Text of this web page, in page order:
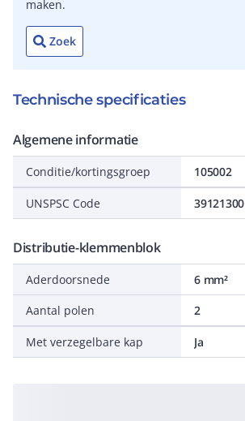
maken.
Zoek
Technische specificaties
Algemene informatie
Conditie/kortingsgroep 105002
UNSPSC Code 39121300
Distributie-klemmenblok
Aderdoorsnede
6 mm²
Aantal polen
2
Met verzegelbare kap Ja